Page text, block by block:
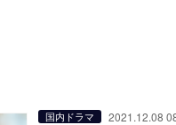
国内ドラマ 2021.12.08